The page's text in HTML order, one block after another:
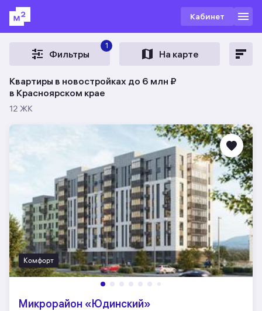
Кабинет
Фильтры
1
На карте
Квартиры в новостройках до 6 млн ₽
в Красноярском крае
12 ЖК
Комфорт
Микрорайон «Юдинский»